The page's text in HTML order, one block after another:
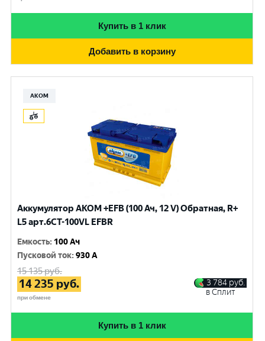
Купить в 1 клик
Добавить в корзину
АКОМ
Аккумулятор AKOM +EFB (100 Ач, 12 V) Обратная, R+
L5 арт.6СТ-100VL EFBR
Емкость: 100 Ач
Пусковой ток:930 A
15 135руб.
14 235 руб.
при обмене
3 784 руб.
в Сплит
Купить в 1 клик